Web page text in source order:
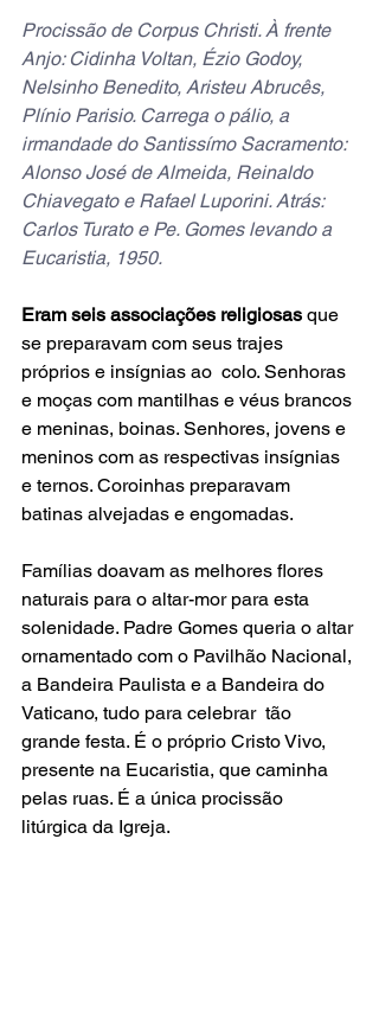
Procissão de Corpus Christi. À frente
Anjo: Cidinha Voltan, Ézio Godoy,
Nelsinho Benedito, Aristeu Abrucês,
Plínio Parisio. Carrega o pálio, a
irmandade do Santissímo Sacramento:
Alonso José de Almeida, Reinaldo
Chiavegato e Rafael Luporini. Atrás:
Carlos Turato e Pe. Gomes levando a
Eucaristia, 1950.
Eram seis associações religiosas que
se preparavam com seus trajes
próprios e insígnias ao  colo. Senhoras
e moças com mantilhas e véus brancos
e meninas, boinas. Senhores, jovens e
meninos com as respectivas insígnias
e ternos. Coroinhas preparavam
batinas alvejadas e engomadas.
Famílias doavam as melhores flores
naturais para o altar-mor para esta
solenidade. Padre Gomes queria o altar
ornamentado com o Pavilhão Nacional,
a Bandeira Paulista e a Bandeira do
Vaticano, tudo para celebrar  tão
grande festa. É o próprio Cristo Vivo,
presente na Eucaristia, que caminha
pelas ruas. É a única procissão
litúrgica da Igreja.